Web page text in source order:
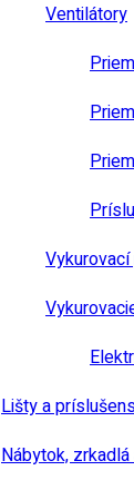
Ventilátory
Lišty a
Nábytok,